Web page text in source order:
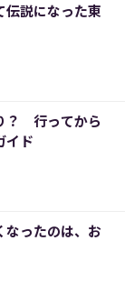
説になった東
？ 行ってから
イド
なったのは、お